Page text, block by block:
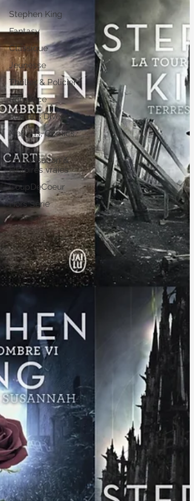
Stephen King
Fantasy
Classique
Jeunesse
Thriller & Policier
Romance
Romans Divers
Mangas, Comics,
BD
Vulgarisation &
Histoires vraies
CoupDeCoeur
Hors Série